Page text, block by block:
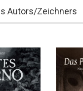
Autors/Zeichners